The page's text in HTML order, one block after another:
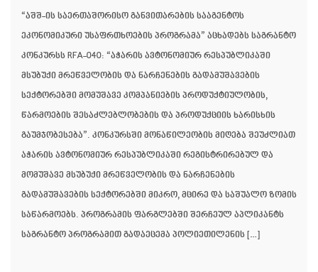
“აშშ-ის საერთაშორისო განვითარების სააგენტოს
ეკონომიკური უსაფრთხოების პროგრამა” აცხადებს საგრანტო
კონკურსს RFA-040: “აჭარის ავტონომიურ რესპუბლიკაში
მსუბუქი მრეწველობის და ნარჩენების გადამუშავების
სექტორებში მომუშავე კომპანიების პროდუქტიულობის,
წარმოების შესაძლებლობების და პროდუქციის ხარისხის
გაუმჯობესება”. კონკურსში მონაწილეობის მიღება შეუძლიათ
აჭარის ავტონომიურ რესპუბლიკაში რეგისტრირებულ და
მომუშავე მსუბუქი მრეწველობის და ნარჩენების
გადამუშავების სექტორებში მიკრო, მცირე და საშუალო ზომის
საწარმოებს. პროგრამის ფარგლებში შერჩეულ აპლიკანტს
საგრანტო პროგრამით გადაეცემა პოლიეთილენის […]